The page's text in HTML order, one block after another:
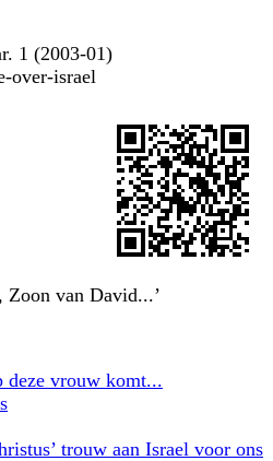
1 (2003-01)
over-israel
Zoon van David...’
deze vrouw komt...
trouw aan Israel voor ons